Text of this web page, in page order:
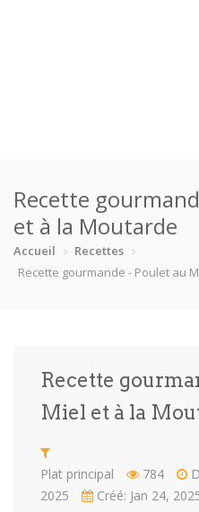
Catégories
Boisson Crevette
Plat princ… Poisson
Soupes St valenti…
Recette
et à la Moutarde
Accueil
Recettes
Recette gourmande - Poulet au
Recette
Miel et à la
Plat principal 784
2025
Créé: Jan 24,